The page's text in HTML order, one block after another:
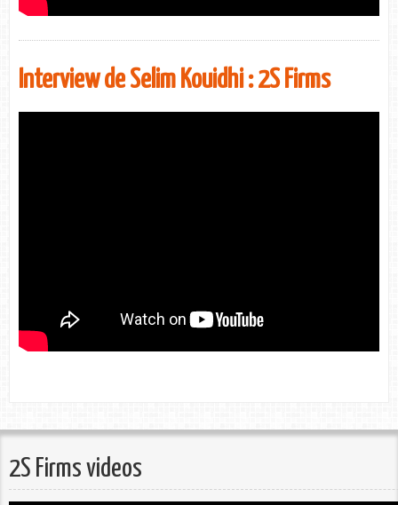
Interview de Selim Kouidhi : 2S Firms
2S Firms videos